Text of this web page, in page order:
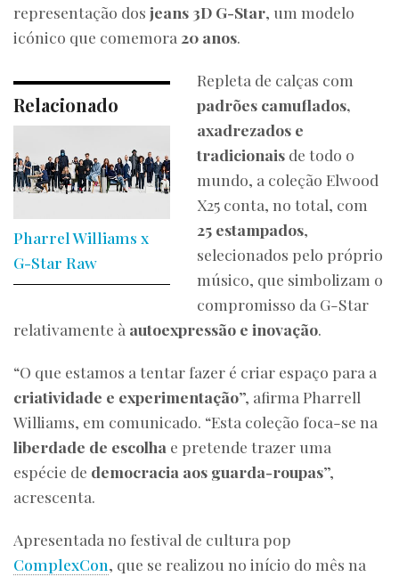
representação dos jeans 3D G-Star , um modelo
icónico que comemora 20 anos
Relacionado
Pharrel Williams x
G-Star Raw
Repleta de calças com
padrões camuflados,
axadrezados e
tradicionaisde todo o
mundo, a coleção Elwood
X25 conta, no total, com
25 estampados,
selecionados pelo próprio
músico, que simbolizam o
compromisso da G-Star
relativamente à autoexpressão e inovação
“O que estamos a tentar fazer é criar espaço para a
criatividade e experimentação”, afirma Pharrell
Williams, em comunicado. “Esta coleção foca-se na
liberdade de escolha e pretende trazer uma
espécie de democracia aos guarda-roupas”,
acrescenta.
Apresentada no festival de cultura pop
ComplexCon , que se realizou no início do mês na